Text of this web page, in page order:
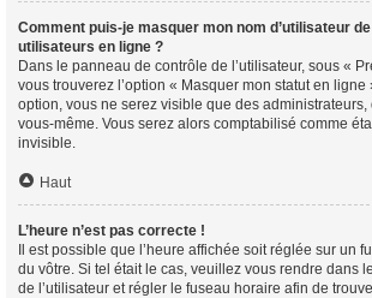
Comment puis-je masquer mon nom d’utilisateur
utilisateurs en ligne ?
Dans le panneau de contrôle de l’utilisateur, sous «
vous trouverez l’option « Masquer mon statut en ligne
option, vous ne serez visible que des administrateurs,
vous-même. Vous serez alors comptabilisé comme
invisible.
Haut
L’heure n’est pas correcte !
Il est possible que l’heure affichée soit réglée sur un
du vôtre. Si tel était le cas, veuillez vous rendre dans
de l’utilisateur et régler le fuseau horaire afin de